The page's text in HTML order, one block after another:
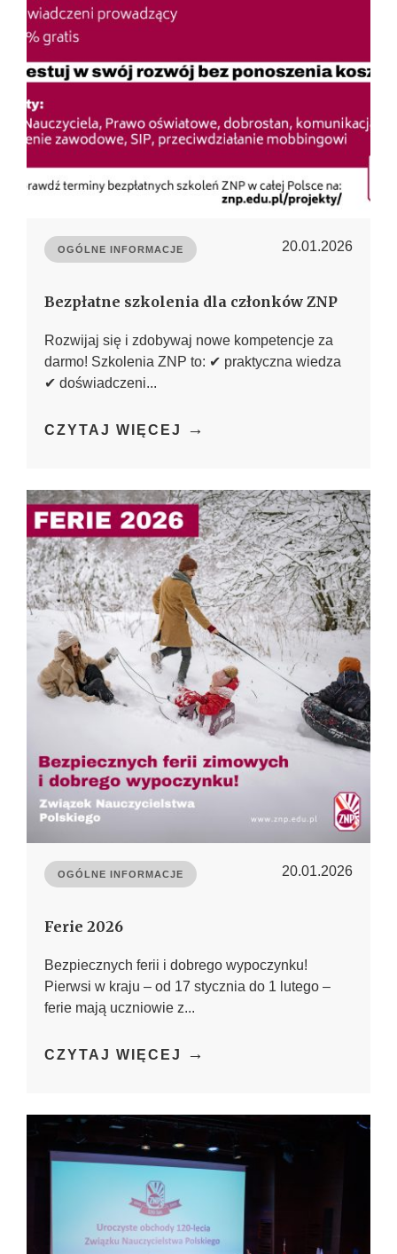
OGÓLNE INFORMACJE 20.01.2026
Bezpłatne szkolenia dla członków ZNP
Rozwijaj się i zdobywaj nowe kompetencje za
darmo! Szkolenia ZNP to: ✔ praktyczna wiedza
✔ doświadczeni...
CZYTAJ WIĘCEJ →
OGÓLNE INFORMACJE 20.01.2026
Ferie 2026
Bezpiecznych ferii i dobrego wypoczynku!
Pierwsi w kraju – od 17 stycznia do 1 lutego –
ferie mają uczniowie z...
CZYTAJ WIĘCEJ →